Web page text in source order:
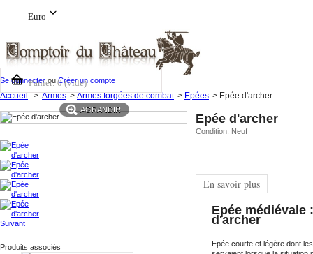
Euro
Se connecterouCréer un compte
Panier: 0 (vide)
Accueil > Armes > Armes forgées de combat > Epées > Epée d'archer
AGRANDIR
Suivant
Produits associés
Epée d'archer
Condition: Neuf
En savoir plus
Epée médiévale
d'archer
Epée courte et légère dont